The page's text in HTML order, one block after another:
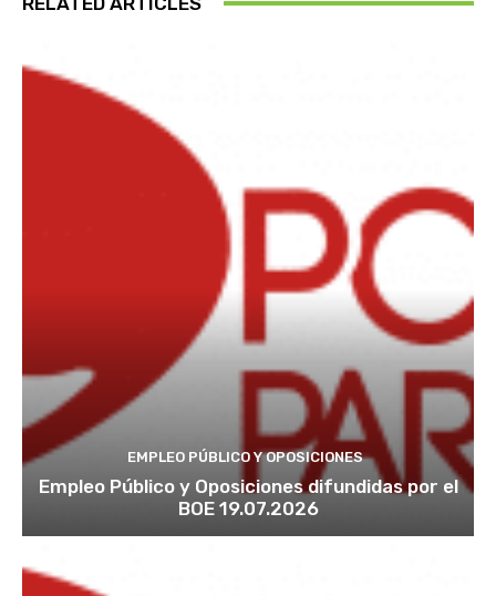
EMPLEO PÚBLICO Y OPOSICIONES
Empleo Público y Oposiciones difundidas por el
BOE 19.07.2026